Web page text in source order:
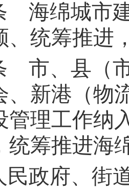
海绵城市
、统筹推进
市、县（
、新港（物
管理工作纳
统筹推进海
民政府、街